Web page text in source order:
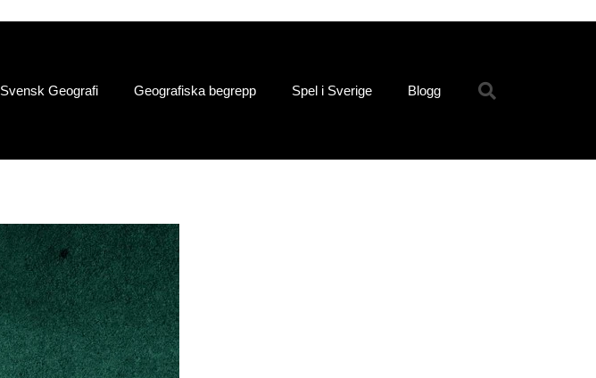
Svensk Geografi Geografiska begrepp Spel i Sverige Blogg